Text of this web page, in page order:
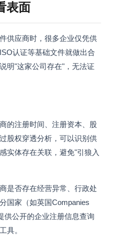
表面
供应商时，很多企业仅凭供
认证等基础文件就做出合
明"这家公司存在"，无法证
的注册时间、注册资本、股
股权穿透分析，可以识别供
实体存在关联，避免"引狼入
是否存在经营异常、行政处
国家（如英国Companies
供公开的企业注册信息查询
具。